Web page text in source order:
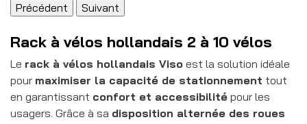
Précédent Suivant
Rack à vélos hollandais 2 à 10 vélos
Le rack à vélos hollandais Viso est la solution idéale
pour maximiser la capacité de stationnement tout
en garantissant confort et accessibilité pour les
usagers. Grâce à sa disposition alternée des roues